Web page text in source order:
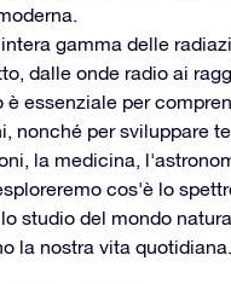
gamma delle
dalle onde radio ai
è essenziale per
nonché per sviluppare
la medicina,
cos'è lo
studio del mondo
la nostra vita quotidiana.